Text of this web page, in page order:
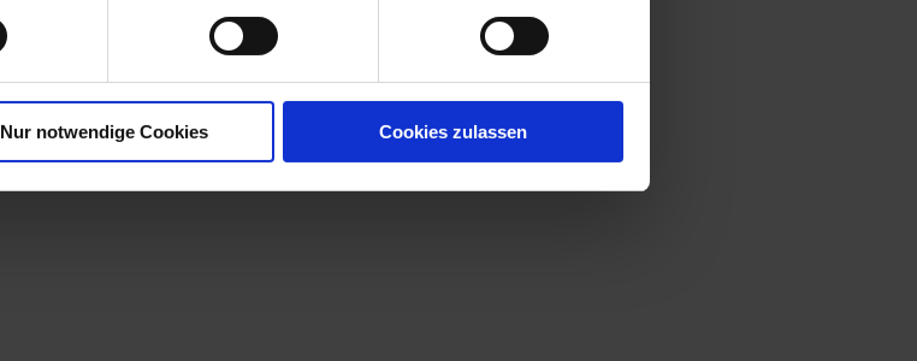
Nur notwendige Cookies Cookies zulassen